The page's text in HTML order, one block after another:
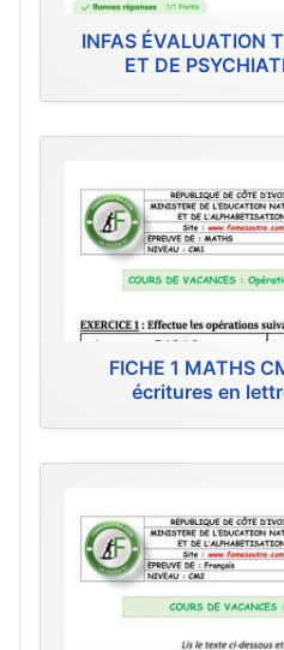
INFAS ÉVALUATION
ET DE
FICHE 1 MATHS
écritures en